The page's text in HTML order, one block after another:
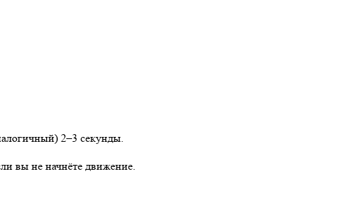
2–3 секунды.
вы не начнёте движение.